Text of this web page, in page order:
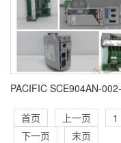
首页 上一页 1
下一页
末页